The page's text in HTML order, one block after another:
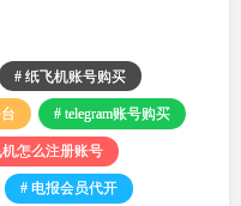
# 纸飞机账号购买
# telegram账号购买
机怎么注册账号
# 电报会员代开